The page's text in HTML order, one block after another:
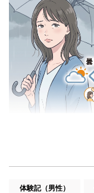
体験記（男性）